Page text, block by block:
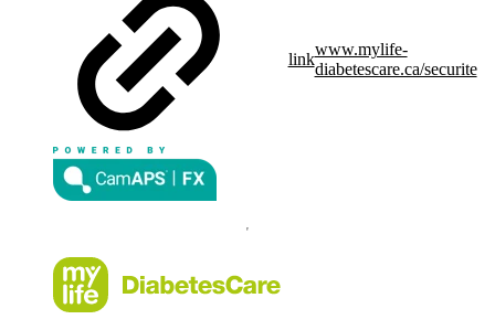
link
www.mylife-
diabetescare.ca/securite